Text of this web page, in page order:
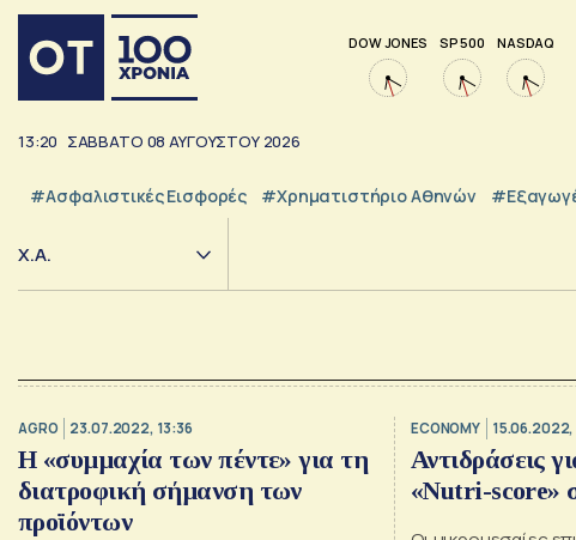
DOW JONES SP 500 NASDAQ
13:20 ΣΑΒΒΑΤΟ 08 ΑΥΓΟΥΣΤΟΥ 2026
#Ασφαλιστικές Εισφορές #Χρηματιστήριο Αθηνών
Χ.Α.
AGRO 23.07.2022, 13:36
Η «συμμαχία των πέντε» για τη
διατροφική σήμανση των
προϊόντων
ECONOMY 15.06.2022,
Αντιδράσεις
«Nutri-score»